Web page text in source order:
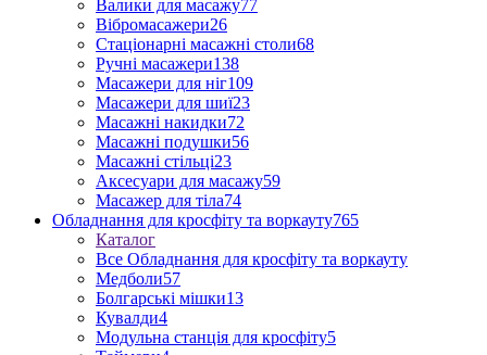
Валики для масажу77
Вібромасажери26
Стаціонарні масажні столи68
Ручні масажери138
Масажери для ніг109
Масажери для шиї23
Масажні накидки72
Масажні подушки56
Масажні стільці23
Аксесуари для масажу59
Масажер для тіла74
Обладнання для кросфіту та воркауту765
Каталог
Все Обладнання для кросфіту та воркауту
Медболи57
Болгарські мішки13
Кувалди4
Модульна станція для кросфіту5